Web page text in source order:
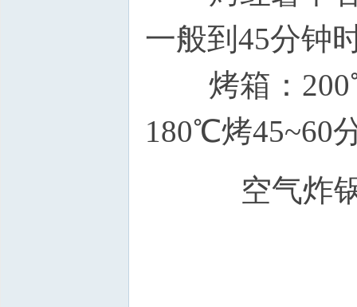
一般到45分钟
烤箱：200℃
180℃烤45~60
空气炸锅